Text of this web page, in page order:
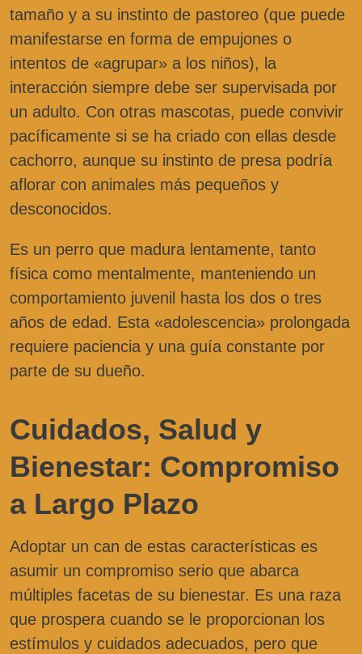
tamaño y a su instinto de pastoreo (que puede
manifestarse en forma de empujones o
intentos de «agrupar» a los niños), la
interacción siempre debe ser supervisada por
un adulto. Con otras mascotas, puede convivir
pacíficamente si se ha criado con ellas desde
cachorro, aunque su instinto de presa podría
aflorar con animales más pequeños y
desconocidos.
Es un perro que madura lentamente, tanto
física como mentalmente, manteniendo un
comportamiento juvenil hasta los dos o tres
años de edad. Esta «adolescencia» prolongada
requiere paciencia y una guía constante por
parte de su dueño.
Cuidados, Salud y
Bienestar: Compromiso
a Largo Plazo
Adoptar un can de estas características es
asumir un compromiso serio que abarca
múltiples facetas de su bienestar. Es una raza
que prospera cuando se le proporcionan los
estímulos y cuidados adecuados, pero que